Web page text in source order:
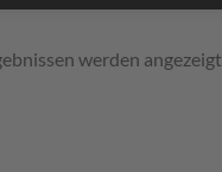
werden angezeigt